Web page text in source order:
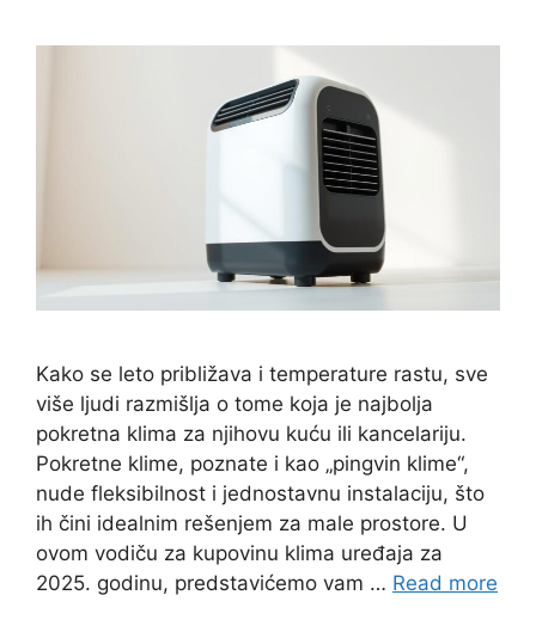
Kako se leto približava i temperature rastu, sve
više ljudi razmišlja o tome koja je najbolja
pokretna klima za njihovu kuću ili kancelariju.
Pokretne klime, poznate i kao „pingvin klime“,
nude fleksibilnost i jednostavnu instalaciju, što
ih čini idealnim rešenjem za male prostore. U
ovom vodiču za kupovinu klima uređaja za
2025. godinu, predstavićemo vam … Read more